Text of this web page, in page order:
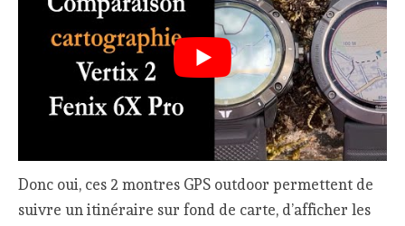
Donc oui, ces 2 montres GPS outdoor permettent de
suivre un itinéraire sur fond de carte, d’afficher les